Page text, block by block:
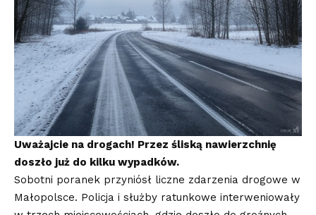
Uważajcie na drogach! Przez śliską nawierzchnię
doszło już do kilku wypadków.
Sobotni poranek przyniósł liczne zdarzenia drogowe w
Małopolsce. Policja i służby ratunkowe interweniowały